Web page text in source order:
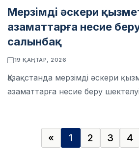
Мерзімді әскери
азаматтарға несие
салынбақ
19 ҚАҢТАР, 2026
Қазақстанда мерзімді әскери
азаматтарға несие беру
« 1 2 3 4